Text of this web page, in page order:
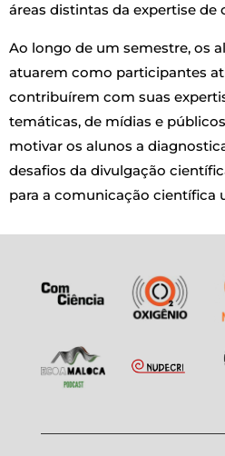
áreas distintas da expertise de
Ao longo de um semestre, os
atuarem como participantes
contribuírem com suas
temáticas, de mídias e
motivar os alunos a
desafios da divulgação
para a comunicação científica